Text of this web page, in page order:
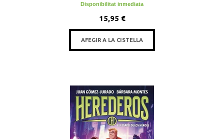
Disponibilitat inmediata
15,95 €
AFEGIR A LA CISTELLA